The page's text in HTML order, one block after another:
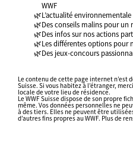
WWF
L’actualité environnementale
Des conseils malins pour un
Des infos sur nos actions
Les différentes options pour
Des jeux-concours
FIELDSET
fieldset
Le contenu de cette page internet n’est
Suisse. Si vous habitez à l’étranger,
locale de votre lieu de résidence.
Le WWF Suisse dispose de son propre
même. Vos données personnelles ne
à des tiers. Elles ne peuvent être
d’autres fins propres au WWF. Plus de